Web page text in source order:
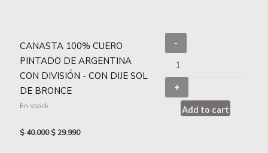
CANASTA 100% CUERO
PINTADO DE ARGENTINA
CON DIVISIÓN - CON DIJE SOL
DE BRONCE
En stock
$40.000 $29.990
-
+
Add to cart